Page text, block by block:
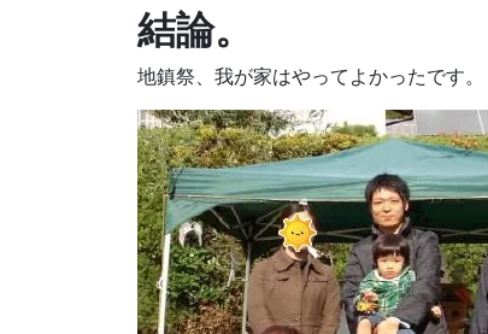
結論。
地鎮祭、我が家はやってよかったです。